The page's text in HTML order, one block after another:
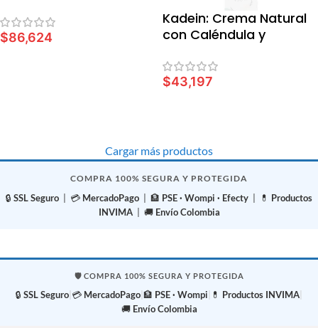
$86,624
Kadein: Crema Natural
con Caléndula y
gr
$43,197
Cargar más productos
COMPRA 100% SEGURA Y PROTEGIDA
🔒 SSL Seguro | 💳 MercadoPago | 🏦 PSE · Wompi · Efecty | 💊 Productos
INVIMA| 🚚 Envío Colombia
🛡️ COMPRA 100% SEGURA Y PROTEGIDA
🔒 SSL Seguro 💳 MercadoPago 🏦 PSE · Wompi 💊 Productos INVIMA
🚚 Envío Colombia